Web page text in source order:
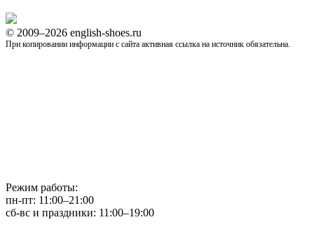
© 2009–2026 english-shoes.ru
При копировании информации с сайта активная ссылка на источник обязательна.
Режим работы:
пн-пт: 11:00–21:00
сб-вс и праздники: 11:00–19:00